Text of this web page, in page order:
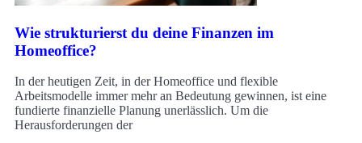
Wie strukturierst du deine Finanzen im
Homeoffice?
In der heutigen Zeit, in der Homeoffice und flexible
Arbeitsmodelle immer mehr an Bedeutung gewinnen, ist eine
fundierte finanzielle Planung unerlässlich. Um die
Herausforderungen der